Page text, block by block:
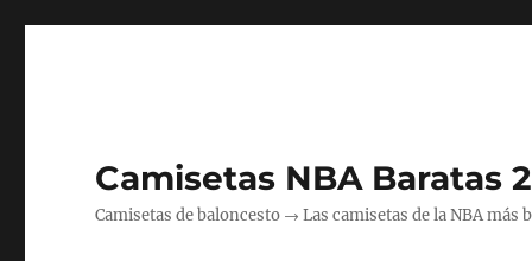
Camisetas NBA Baratas
Camisetas de baloncesto → Las camisetas de la NBA más